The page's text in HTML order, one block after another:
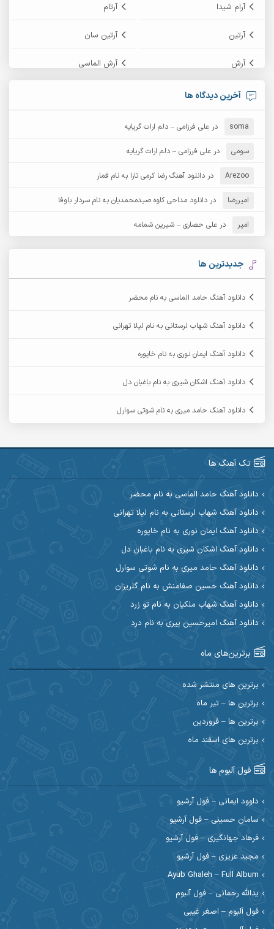
آرام شیدا آرتام
آرتین آرتین سان
آرش آرش الماسی
آرش امامی
آرش عثمان
آرش مبهم آرش مستشیری
آرش مهرابی آرش نظری
آرشام
آرکاداش
آرین صیادی
آرین مریدی
آوات بوکانی آوات یگانه
آیت احمدنژاد
ابراهیم شمس ابوالحسن جاویدان
ابی حسینی
احسان آیینفر
احسان امیدوار
احسان حیدری احسان دریادل
احسان رمضانی احسان علیانی
احسان کریمی احسان کمری
احسان مرادیان احمد اسلامی
احمد بیرانوند
احمد صحراییان
احمد نازدار احمد نوریان
احمدرضا امرایی
ارسلان منصوری ارسی بند
آخرین دیدگاه ها
soma در علی فرزامی – دلم ارات گریایه
سومی در علی فرزامی – دلم ارات گریایه
Arezoo در دانلود آهنگ رضا کرمی تارا به نام قمار
امیررضا در دانلود مداحی کاوه صیدمحمدیان به نام سردار باوفا
امیر در علی حصاری – شیرین شمامه
جدیدترین ها
دانلود آهنگ حامد الماسی به نام محضر
دانلود آهنگ شهاب لرستانی به نام لیلا تهرانی
دانلود آهنگ ایمان نوری به نام خاپوره
دانلود آهنگ اشکان شیری به نام باغبان دل
دانلود آهنگ حامد میری به نام شوتی سوارل
تک آهنگ ها
دانلود آهنگ حامد الماسی به نام محضر
دانلود آهنگ شهاب لرستانی به نام لیلا تهرانی
دانلود آهنگ ایمان نوری به نام خاپوره
دانلود آهنگ اشکان شیری به نام باغبان دل
دانلود آهنگ حامد میری به نام شوتی سوارل
دانلود آهنگ حسین صفامنش به نام گلریزان
دانلود آهنگ شهاب ملکیان به نام تو زرد
دانلود آهنگ امیرحسین پیری به نام درد
برترین‌های ماه
برترین های منتشر شده
برترین ها – تیر ماه
برترین ها – فروردین
برترین های اسفند ماه
فول آلبوم ها
داوود ایمانی – فول آرشیو
سامان حسینی – فول آرشیو
فرهاد جهانگیری – فول آرشیو
مجید عزیزی – فول آرشیو
Ayub Ghaleh – Full Album
یدالله رحمانی – فول آلبوم
فول آلبوم – اصغر غیبی